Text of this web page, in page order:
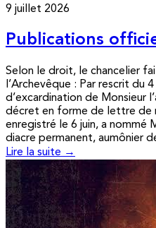
9 juillet 2026
Publications
Selon le droit, le chancelier
l’Archevêque : Par rescrit du
d’excardination de Monsieur
décret en forme de lettre de
enregistré le 6 juin, a nommé
diacre permanent, aumônier
Lire la suite →